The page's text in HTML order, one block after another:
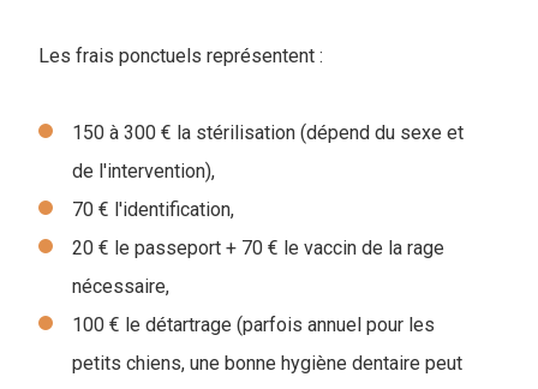
Les frais ponctuels représentent :
150 à 300 € la stérilisation (dépend du sexe et
de l'intervention),
70 € l'identification,
20 € le passeport + 70 € le vaccin de la rage
nécessaire,
100 € le détartrage (parfois annuel pour les
petits chiens, une bonne hygiène dentaire peut